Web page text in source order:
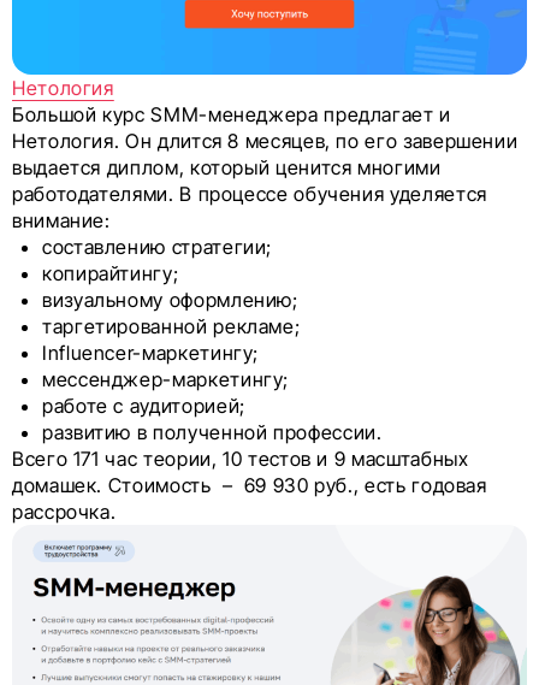
Нетология
Большой курс SMM-менеджера предлагает и
Нетология. Он длится 8 месяцев, по его завершении
выдается диплом, который ценится многими
работодателями. В процессе обучения уделяется
внимание:
составлению стратегии;
копирайтингу;
визуальному оформлению;
таргетированной рекламе;
Influencer-маркетингу;
мессенджер-маркетингу;
работе с аудиторией;
развитию в полученной профессии.
Всего 171 час теории, 10 тестов и 9 масштабных
домашек. Стоимость – 69 930 руб., есть годовая
рассрочка.